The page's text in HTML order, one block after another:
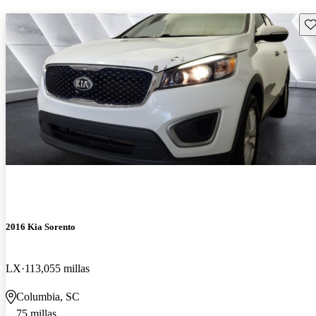
2016 Kia Sorento
LX 113,055 millas
Columbia, SC